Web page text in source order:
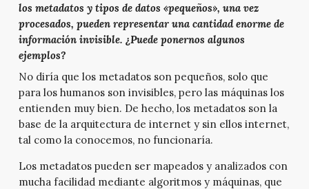
los metadatos y tipos de datos «pequeños», una vez
procesados, pueden representar una cantidad enorme de
información invisible. ¿Puede ponernos algunos
ejemplos?
No diría que los metadatos son pequeños, solo que
para los humanos son invisibles, pero las máquinas los
entienden muy bien. De hecho, los metadatos son la
base de la arquitectura de internet y sin ellos internet,
tal como la conocemos, no funcionaría.
Los metadatos pueden ser mapeados y analizados con
mucha facilidad mediante algoritmos y máquinas, que